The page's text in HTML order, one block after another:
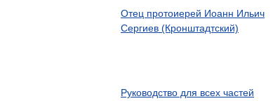
Отец протоиерей Иоанн Ильич
Сергиев (Кронштадтский)
Руководство для всех частей